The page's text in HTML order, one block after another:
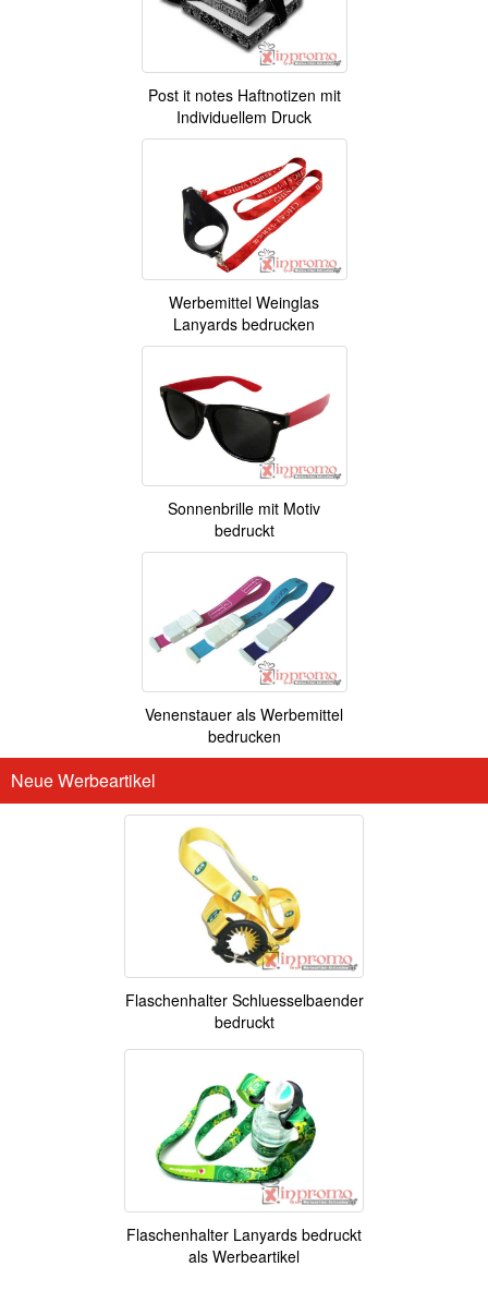
Post it notes Haftnotizen mit
Individuellem Druck
Werbemittel Weinglas
Lanyards bedrucken
Sonnenbrille mit Motiv
bedruckt
Venenstauer als Werbemittel
bedrucken
Neue Werbeartikel
Flaschenhalter Schluesselbaender
bedruckt
Flaschenhalter Lanyards bedruckt
als Werbeartikel